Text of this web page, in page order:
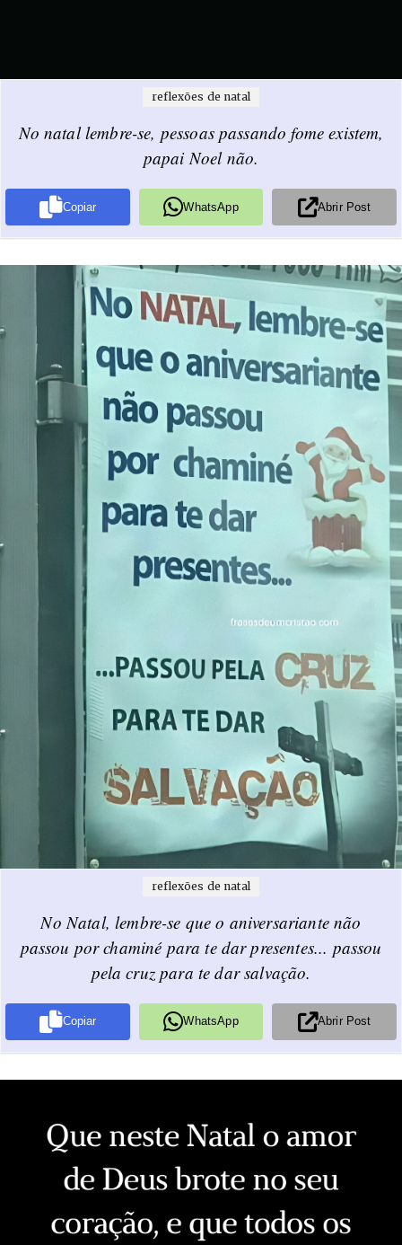
reflexões de natal
No natal lembre-se, pessoas passando fome existem,
papai Noel não.
Copiar WhatsApp Abrir Post
reflexões de natal
No Natal, lembre-se que o aniversariante não
passou por chaminé para te dar presentes... passou
pela cruz para te dar salvação.
Copiar WhatsApp Abrir Post